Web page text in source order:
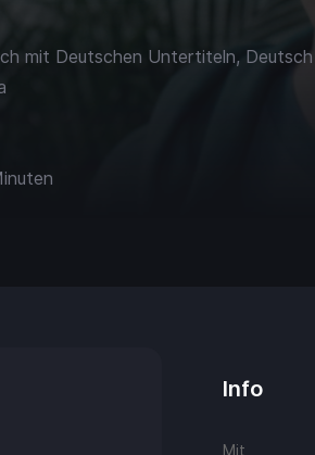
mit Deutschen Untertiteln, Deutsch
Info
Mit